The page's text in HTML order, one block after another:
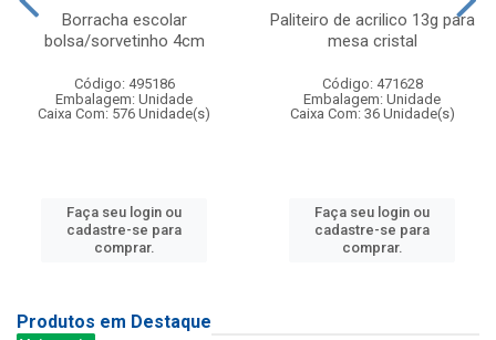
Borracha escolar
bolsa/sorvetinho 4cm
Código: 495186
Embalagem: Unidade
Caixa Com: 576 Unidade(s)
Faça seu login ou
cadastre-se para
comprar.
Paliteiro de acrilico 13g para
mesa cristal
Código: 471628
Embalagem: Unidade
Caixa Com: 36 Unidade(s)
Faça seu login ou
cadastre-se para
comprar.
Produtos em Destaque